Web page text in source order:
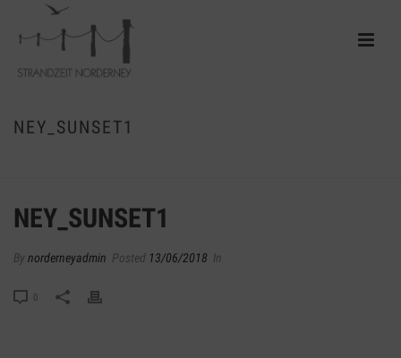
NEY_SUNSET1
NEY_SUNSET1
By norderneyadmin Posted 13/06/2018 In
0